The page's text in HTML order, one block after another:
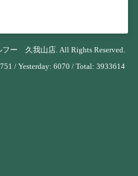
フー 久我山店 . All Rights Reserved.
/ Yesterday: 6070 / Total: 3933614